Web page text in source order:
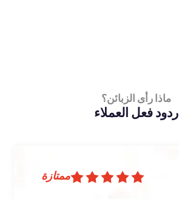
ماذا رأى الزبائن؟
ردود فعل العملاء
ممتازة